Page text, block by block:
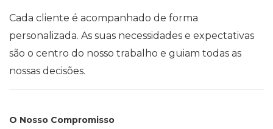
Cada cliente é acompanhado de forma
personalizada. As suas necessidades e expectativas
são o centro do nosso trabalho e guiam todas as
nossas decisões.
O Nosso Compromisso